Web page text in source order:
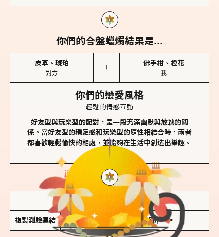
你們的合盤蠟燭結果是...
皮革、琥珀
對方
＋
佛手柑、橙花
我
你們的戀愛風格
輕鬆的情感互動
好友型與玩樂型的配對，是一段充滿幽默與放鬆的關
係。當好友型的穩定感和玩樂型的隨性相結合時，兩者
都喜歡輕鬆愉快的相處，並能夠在生活中創造出樂趣。
儲存我的結果圖
複製測驗連結 查看香氛類型全解析 >>>